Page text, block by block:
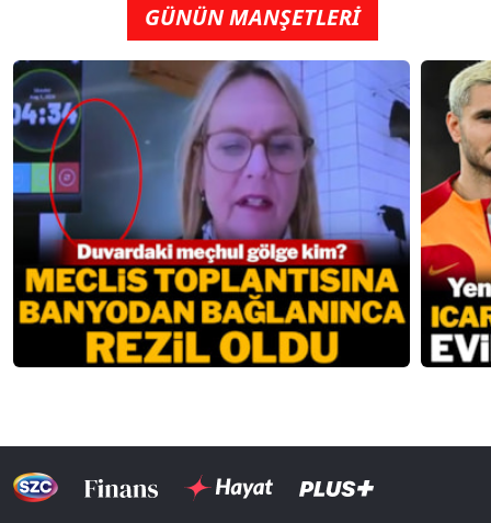
GÜNÜN MANŞETLERİ